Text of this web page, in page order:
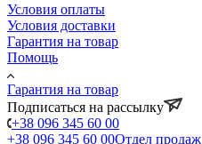
Условия оплаты
Условия доставки
Гарантия на товар
Помощь
Гарантия на товар
Подписаться на рассылку
+38 096 345 60 00
+38 096 345 60 00Отдел продаж